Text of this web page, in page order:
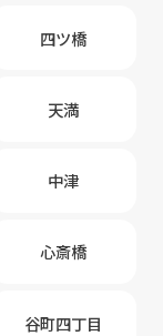
四ツ橋
天満
中津
心斎橋
谷町四丁目